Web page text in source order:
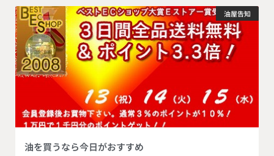
油屋告知
油を買うなら今日がおすすめ